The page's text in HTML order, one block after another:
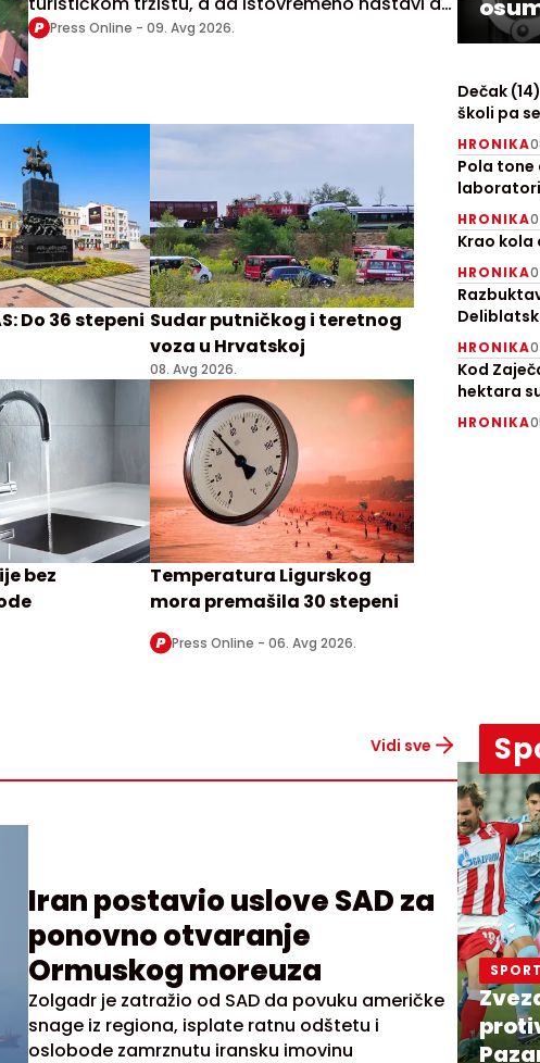
raste uz očuvanje prirode, tradicije i
Zlatibor.
Press Online - 09. Avg 2026.
Do 36 stepeni Sudar putničkog i teretnog
voza u Hrvatskoj
08. Avg 2026.
bez
Temperatura Ligurskog
mora premašila 30 stepeni
Press Online - 06. Avg 2026.
Mlavi
Dečak
školi pa
usmrtio
HRONIKA
Pola tone
HRONIKA
Krao
HRONIKA
pepelu
HRONIKA
Kod
hektara
rastinja,
HRONIKA
Vidi sve
Iran postavio uslove SAD za
ponovno otvaranje
Ormuskog moreuza
Zolgadr je zatražio od SAD da povuku američke
snage iz regiona, isplate ratnu odštetu i
oslobode zamrznutu iransku imovinu
SPORT